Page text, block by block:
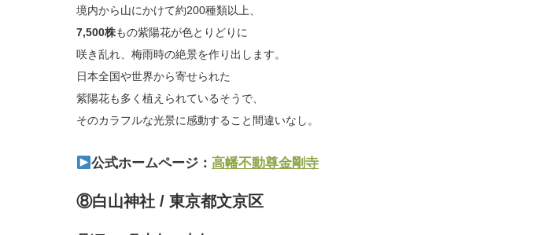
境内から山にかけて約200種類以上、
7,500株もの紫陽花が色とりどりに
咲き乱れ、梅雨時の絶景を作り出します。
日本全国や世界から寄せられた
紫陽花も多く植えられているそうで、
そのカラフルな光景に感動すること間違いなし。
公式ホームページ： 高幡不動尊金剛寺
⑧白山神社 / 東京都文京区